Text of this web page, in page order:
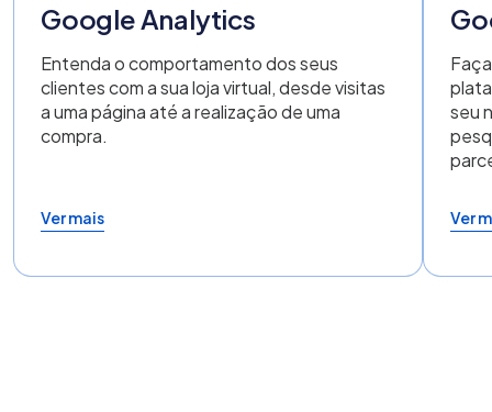
Google Analytics
Entenda o comportamento dos seus
clientes com a sua loja virtual, desde visitas
a uma página até a realização de uma
compra.
Ver mais
seu
Ver